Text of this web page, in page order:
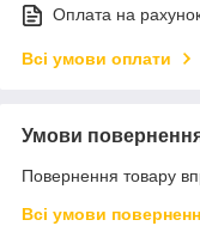
Оплата на
Всі умови оплати
Умови
Повернення товару
Всі умови